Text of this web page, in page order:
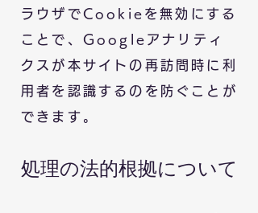
ラウザでCookieを無効にする
ことで、Googleアナリティ
クスが本サイトの再訪問時に利
用者を認識するのを防ぐことが
できます。
処理の法的根拠について